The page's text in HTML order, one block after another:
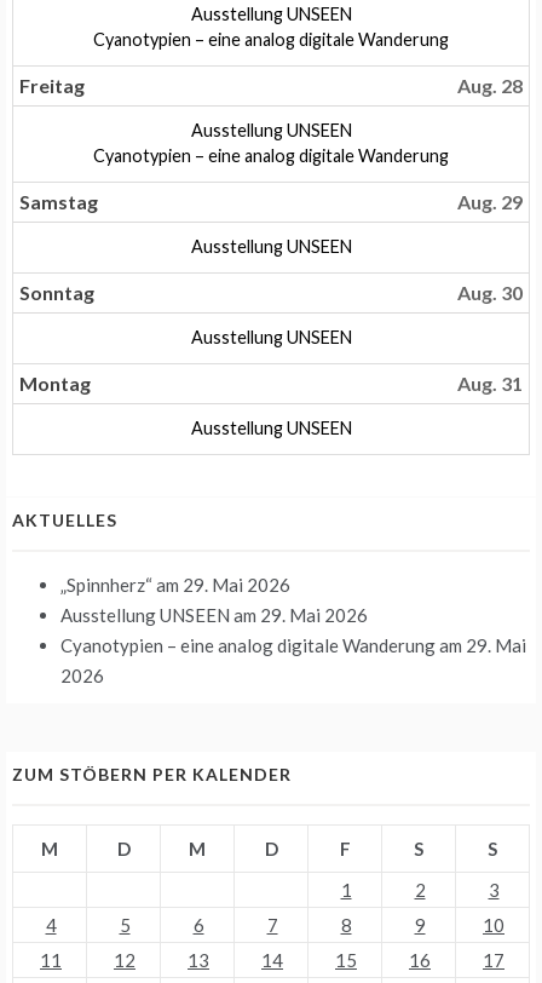
Donnerstag,
August
Ausstellung UNSEEN
Donnerstag,
2026
Cyanotypien – eine analog digitale Wanderung
Freitag Aug. 28
Freitag,
August
Ausstellung UNSEEN
Freitag,
28th
2026
Cyanotypien – eine analog digitale Wanderung
Samstag Aug. 29
Samstag,
2026
Ausstellung UNSEEN
Sonntag Aug. 30
Sonntag,
2026
Ausstellung UNSEEN
Montag Aug. 31
Montag,
Ausstellung UNSEEN
AKTUELLES
„Spinnherz“ am 29. Mai 2026
Ausstellung UNSEEN am 29. Mai 2026
Cyanotypien – eine analog digitale Wanderungam 29. Mai
2026
ZUM STÖBERN PER KALENDER
M D M D F S
S
1
2
3
4
5 6 7 8 9
10
11
12 13 14 15 16
17